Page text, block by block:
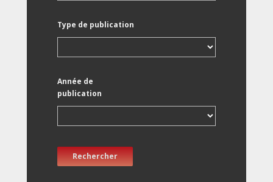
Type de publication
Année de
publication
Rechercher